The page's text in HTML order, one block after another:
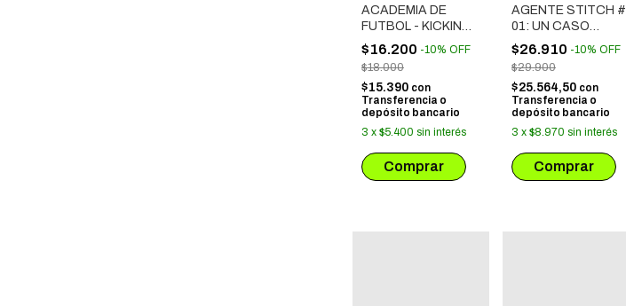
ACADEMIA DE
FUTBOL - KICKING
IT: DIRECTO A LA
META
$16.200 -10% OFF
$18.000
$15.390 con
Transferencia o
depósito bancario
3 x $5.400 sin interés
AGENTE STITCH #
01: UN CASO
LLENO DE BABA
$26.910 -10% OFF
$29.900
$25.564,50 con
Transferencia o
depósito bancario
3 x $8.970 sin interés